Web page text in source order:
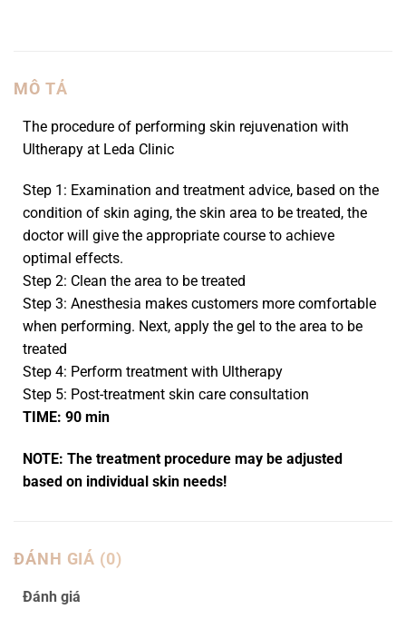
MÔ TẢ
The procedure of performing skin rejuvenation with
Ultherapy at Leda Clinic
Step 1: Examination and treatment advice, based on the
condition of skin aging, the skin area to be treated, the
doctor will give the appropriate course to achieve
optimal effects.
Step 2: Clean the area to be treated
Step 3: Anesthesia makes customers more comfortable
when performing. Next, apply the gel to the area to be
treated
Step 4: Perform treatment with Ultherapy
Step 5: Post-treatment skin care consultation
TIME: 90 min
NOTE: The treatment procedure may be adjusted
based on individual skin needs!
ĐÁNH GIÁ (0)
Đánh giá